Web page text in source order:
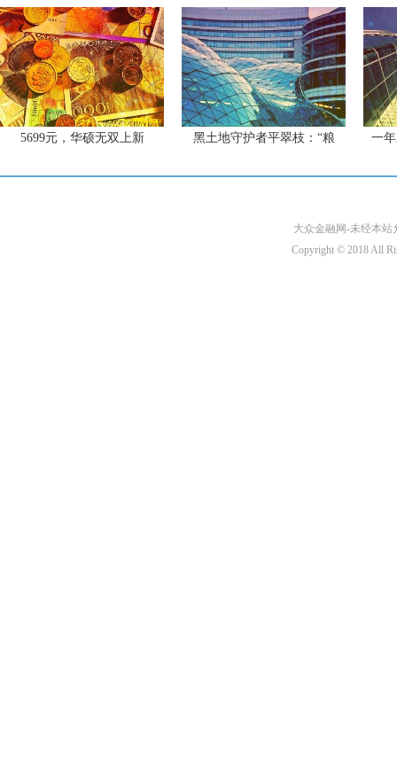
5699元，华硕无双上新 黑土地守护者平翠枝：“粮 一
大众金融网-未经本站
Copyright © 2018 All